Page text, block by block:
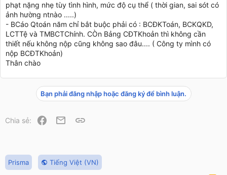
phạt nặng nhẹ tùy tình hình, mức độ cụ thể ( thời gian, sai sót có
ảnh hường ntnào .....)
- BCáo Qtoán năm chỉ bắt buộc phải có : BCĐKToán, BCKQKD,
LCTTệ và TMBCTChính. CÒn Bảng CĐTKhoản thì không cần
thiết nếu không nộp cũng không sao đâu.... ( Công ty mình có
nộp BCĐTKhoản)
Thân chào
Bạn phải đăng nhập hoặc đăng ký để bình luận.
Chia sẻ: Facebook
Email
Prisma
Tiếng Việt (VN)